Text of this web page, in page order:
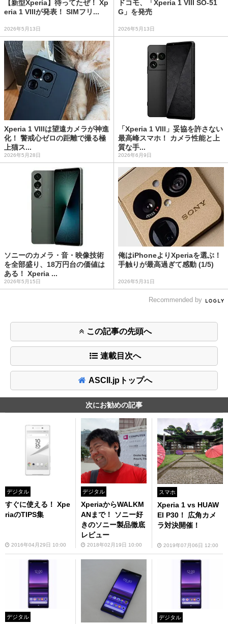
【新型Xperia】待ってたぜ！ Xp
eria 1 VIIIが発表！ SIMフリ...
2026年5月13日
ドコモ、「Xperia 1 VIII SO-51
G」を発売
2026年5月13日
Xperia 1 VIIIは望遠カメラが神進
化！ 警戒心ゼロの距離で撮る極
上猫ス...
2026年5月28日
「Xperia 1 VIII」妥協を許さない
最高峰スマホ！ カメラ性能と上
質な手...
2026年6月9日
ソニーのカメラ・音・映像技術
を全部盛り、18万円台の価値は
ある！ Xperia ...
2026年5月15日
俺はiPhoneよりXperiaを選ぶ！
手触りが最高過ぎて感動 (1/5)
2026年5月31日
Recommended by
この記事の先頭へ
連載目次へ
ASCII.jpトップへ
次にお勧めの記事
デジタル
すぐに使える！ Xpe
riaのTIPS集
2016年04月29日 10:00
デジタル
XperiaからWALKM
ANまで！ ソニー好
きのソニー製品徹底
レビュー
2018年02月19日 10:00
スマホ
Xperia 1 vs HUAW
EI P30！ 広角カメ
ラ対決開催！
2019年07月06日 12:00
デジタル デジタル